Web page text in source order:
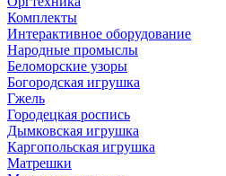
Комплекты
Интерактивное оборудование
Народные промыслы
Беломорские узоры
Богородская игрушка
Гжель
Городецкая роспись
Дымковская игрушка
Каргопольская игрушка
Матрешки